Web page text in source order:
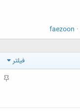
faezoon
فیلتر
م